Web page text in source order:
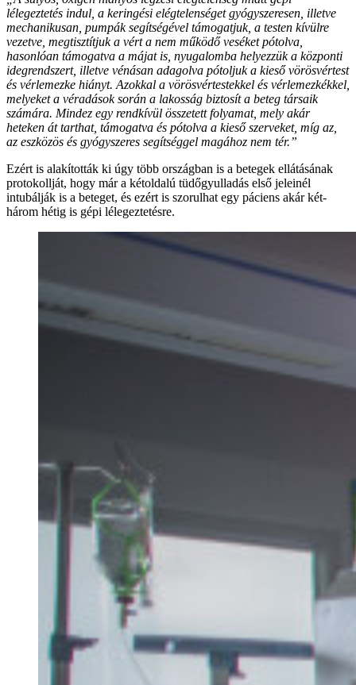
lélegeztetés indul, a keringési elégtelenséget gyógyszeresen, illetve
mechanikusan, pumpák segítségével támogatjuk, a testen kívülre
vezetve, megtisztítjuk a vért a nem működő veséket pótolva,
hasonlóan támogatva a májat is, nyugalomba helyezzük a központi
idegrendszert, illetve vénásan adagolva pótoljuk a kieső vörösvértest
és vérlemezke hiányt. Azokkal a vörösvértestekkel és vérlemezkékkel,
melyeket a véradások során a lakosság biztosít a beteg társaik
számára. Mindez egy rendkívül összetett folyamat, mely akár
heteken át tarthat, támogatva és pótolva a kieső szerveket, míg az,
az eszközös és gyógyszeres segítséggel magához nem tér.”
Ezért is alakították ki úgy több országban is a betegek ellátásának
protokollját, hogy már a kétoldalú tüdőgyulladás első jeleinél
intubálják is a beteget, és ezért is szorulhat egy páciens akár két-
három hétig is gépi lélegeztetésre.